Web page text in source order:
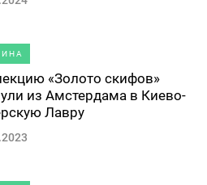
«Золото скифов»
из Амстердама в Киево-
Лавру